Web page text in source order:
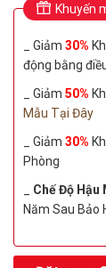
Khuyến
_ Giảm 30%
động bằng
_ Giảm 50%
Mẫu Tại Đây
_ Giảm 30%
Phòng
Chế Độ Hậu
Năm Sau Bảo